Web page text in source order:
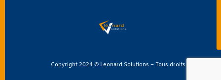
Copyright 2024 © Leonard Solutions – Tous droits réservés